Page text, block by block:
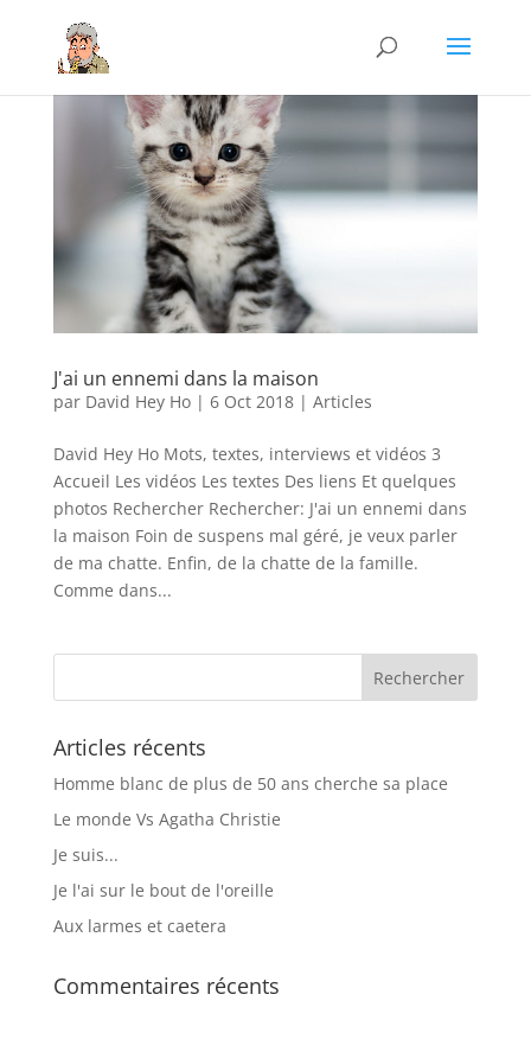
J'ai un ennemi dans la maison
par David Hey Ho| 6 Oct 2018| Articles
David Hey Ho Mots, textes, interviews et vidéos 3
Accueil Les vidéos Les textes Des liens Et quelques
photos Rechercher Rechercher: J'ai un ennemi dans
la maison Foin de suspens mal géré, je veux parler
de ma chatte. Enfin, de la chatte de la famille.
Comme dans...
Articles récents
Homme blanc de plus de 50 ans cherche sa place
Le monde Vs Agatha Christie
Je suis...
Je l'ai sur le bout de l'oreille
Aux larmes et caetera
Commentaires récents